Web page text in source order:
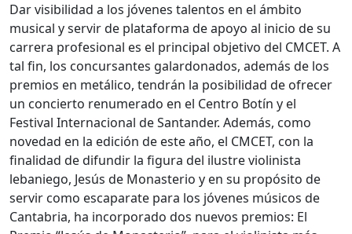
Dar visibilidad a los jóvenes talentos en el ámbito
musical y servir de plataforma de apoyo al inicio de su
carrera profesional es el principal objetivo del CMCET. A
tal fin, los concursantes galardonados, además de los
premios en metálico, tendrán la posibilidad de ofrecer
un concierto renumerado en el Centro Botín y el
Festival Internacional de Santander. Además, como
novedad en la edición de este año, el CMCET, con la
finalidad de difundir la figura del ilustre violinista
lebaniego, Jesús de Monasterio y en su propósito de
servir como escaparate para los jóvenes músicos de
Cantabria, ha incorporado dos nuevos premios: El